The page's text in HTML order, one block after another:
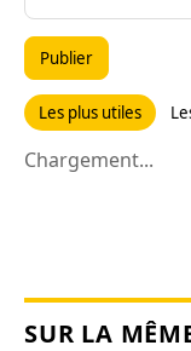
Publier
Les plus utiles
Chargement...
SUR LA